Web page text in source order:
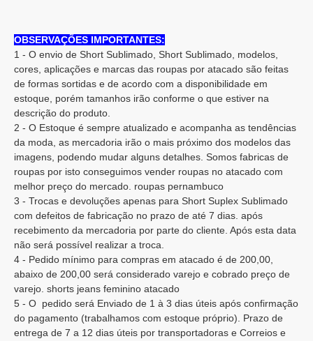
OBSERVAÇÕES IMPORTANTES:
1 - O envio de Short Sublimado, Short Sublimado, modelos,
cores, aplicações e marcas das roupas por atacado são feitas
de formas sortidas e de acordo com a disponibilidade em
estoque, porém tamanhos irão conforme o que estiver na
descrição do produto.
2 - O Estoque é sempre atualizado e acompanha as tendências
da moda, as mercadoria irão o mais próximo dos modelos das
imagens, podendo mudar alguns detalhes. Somos fabricas de
roupas por isto conseguimos vender roupas no atacado com
melhor preço do mercado. roupas pernambuco
3 - Trocas e devoluções apenas para Short Suplex Sublimado
com defeitos de fabricação no prazo de até 7 dias. após
recebimento da mercadoria por parte do cliente. Após esta data
não será possível realizar a troca.
4 - Pedido mínimo para compras em atacado é de 200,00,
abaixo de 200,00 será considerado varejo e cobrado preço de
varejo. shorts jeans feminino atacado
5 - O pedido será Enviado de 1 à 3 dias úteis após confirmação
do pagamento (trabalhamos com estoque próprio). Prazo de
entrega de 7 a 12 dias úteis por transportadoras e Correios e